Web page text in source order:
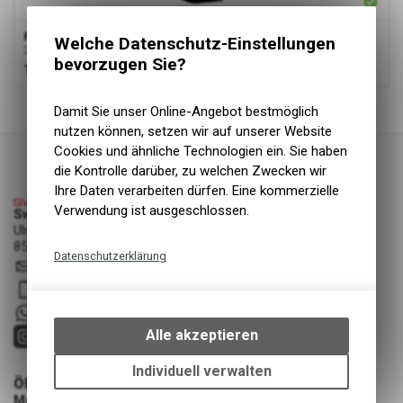
Propain Spindrift Carbon
2025+
199.00 CHF
Swiss Cycle Protection - Fabian Löhrer
Ulmenstrasse 3a
8500 Frauenfeld
info@swisscycleprotection.ch
ÖFFNUNGSZEITEN
Welche Datenschutz-Einstellungen
bevorzugen Sie?
Damit Sie unser Online-Angebot bestmöglich
nutzen können, setzen wir auf unserer Website
Cookies und ähnliche Technologien ein. Sie haben
die Kontrolle darüber, zu welchen Zwecken wir
Ihre Daten verarbeiten dürfen. Eine kommerzielle
Verwendung ist ausgeschlossen.
Datenschutzerklärung
bestimmte Interaktionen und
Einstellungen auf Ihrem Gerät,
um die grundlegenden
Funktionen unseres Online-
Alle akzeptieren
Individuell verwalten